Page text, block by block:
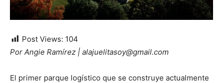
Post Views: 104
Por Angie Ramírez | alajuelitasoy@gmail.com
El primer parque logístico que se construye actualmente